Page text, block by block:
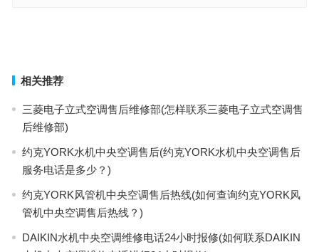
相关推荐
三菱电子立式空调售后维修部(怎样联系三菱电子立式空调售
后维修部)
约克YORK水机中央空调售后(约克YORK水机中央空调售后
服务电话是多少？)
约克YORK风管机中央空调售后热线(如何查询约克YORK风
管机中央空调售后热线？)
DAIKIN水机中央空调维修电话24小时报修(如何联系DAIKIN